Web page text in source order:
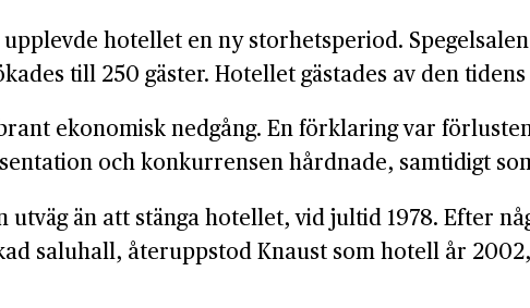
hotellet en ny storhetsperiod.
till 250 gäster. Hotellet gästades av den
ekonomisk nedgång. En förklaring var
och konkurrensen hårdnade, samtidigt
utväg än att stänga hotellet, vid jultid 1978. Efter
saluhall, återuppstod Knaust som hotell år